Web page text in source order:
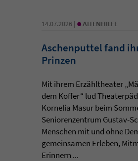
14.07.2026 | • ALTENHILFE
Aschenputtel fand
Prinzen
Mit ihrem Erzähltheater
dem Koffer“ lud
Kornelia Masur beim
Seniorenzentrum Gustav-
Menschen mit und ohne
gemeinsamen Erleben,
Erinnern ...